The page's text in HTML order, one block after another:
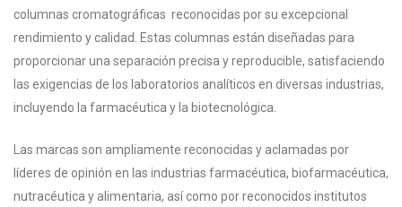
columnas cromatográficas reconocidas por su excepcional
rendimiento y calidad. Estas columnas están diseñadas para
proporcionar una separación precisa y reproducible, satisfaciendo
las exigencias de los laboratorios analíticos en diversas industrias,
incluyendo la farmacéutica y la biotecnológica.
Las marcas son ampliamente reconocidas y aclamadas por
líderes de opinión en las industrias farmacéutica, biofarmacéutica,
nutracéutica y alimentaria, así como por reconocidos institutos